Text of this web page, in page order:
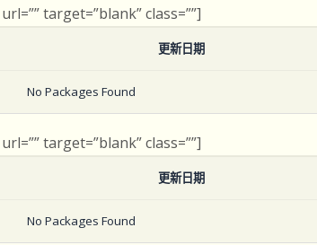
target=”blank” class=””]
更新日期
No Packages Found
target=”blank” class=””]
更新日期
No Packages Found